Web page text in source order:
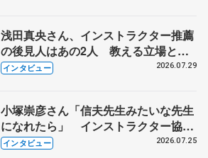
浅田真央さん、インストラクター推薦
の後見人はあの2人 教える立場とし
て子どもたちに伝えていることは...
インタビュー 2026.07.29
小塚崇彦さん「信夫先生みたいな先生
になれたら」 インストラクター協会
入会で決意新たに
インタビュー 2026.07.25